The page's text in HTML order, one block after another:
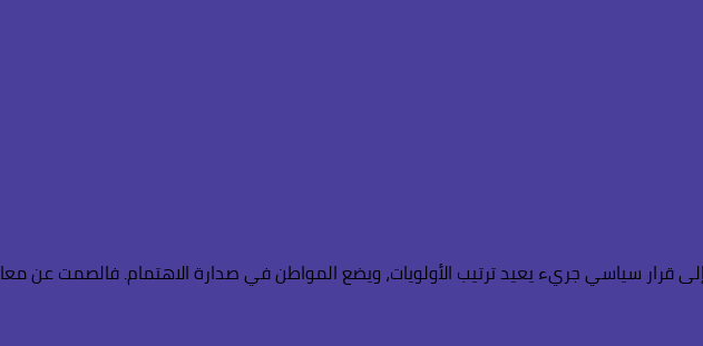
قرار سياسي جريء يعيد ترتيب الأولويات، ويضع المواطن في صدارة الاهتمام. فالصمت عن